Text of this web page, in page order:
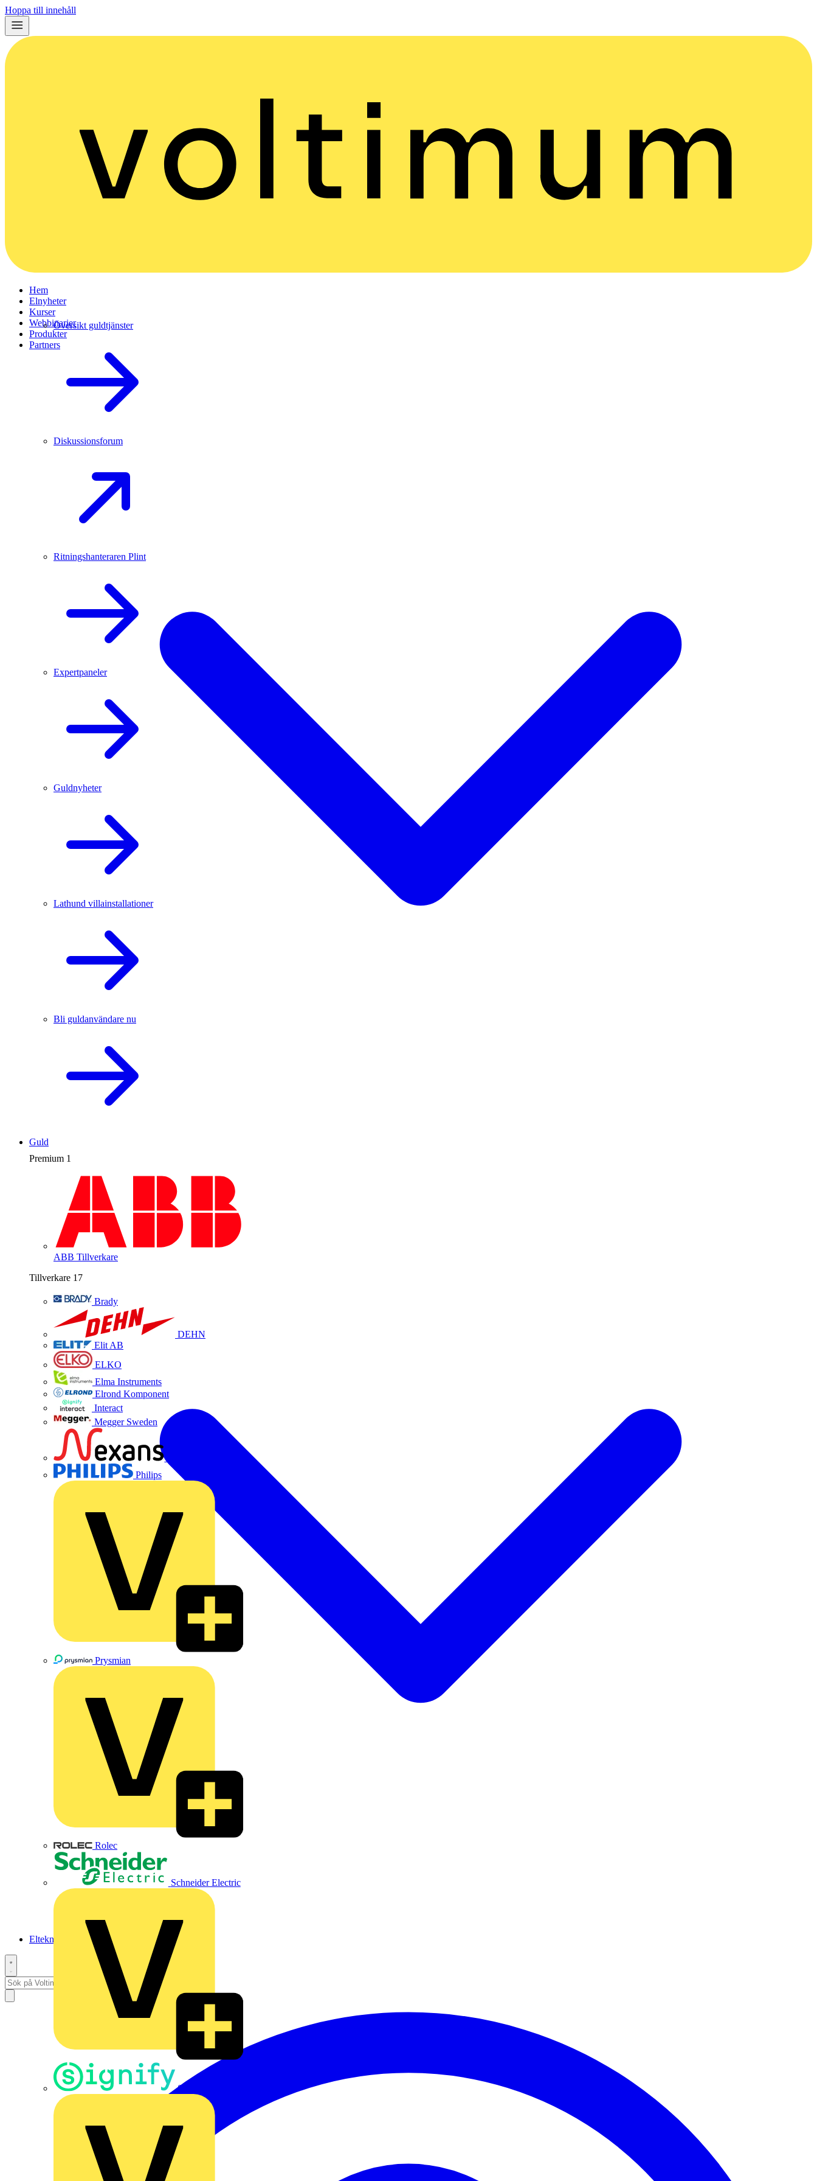
Hoppa till innehåll
Hem
Elnyheter
Kurser
Webbinarier
Produkter
Partners
Premium 1
ABB Tillverkare
Tillverkare 17
Brady
DEHN
Elit AB
ELKO
Elma Instruments
Elrond Komponent
Interact
Megger Sweden
Philips
Prysmian
Rolec
Schneider Electric
Signify
Guld
Översikt guldtjänster
Diskussionsforum
Ritningshanteraren Plint
Expertpaneler
Guldnyheter
Lathund villainstallationer
Bli guldanvändare nu
Elteknikpodden